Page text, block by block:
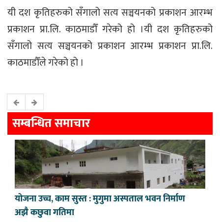
यी दश कृतिहरुको सँगालो सत्य सञ्चयनको प्रकाशन आरम्भ
प्रकाशन प्रा.लि. काठमाडौँ गरेको हो ।यी दश कृतिहरुको
सँगालो सत्य सञ्चयनको प्रकाशन आरम्भ प्रकाशन प्रा.लि.
काठमाडौँले गरेको हो ।
सम्बन्धित समाचार
योजना उच्च, काम सुस्त : मुगुमा अस्पताल भवन निर्माण
अझै कछुवा गतिमा